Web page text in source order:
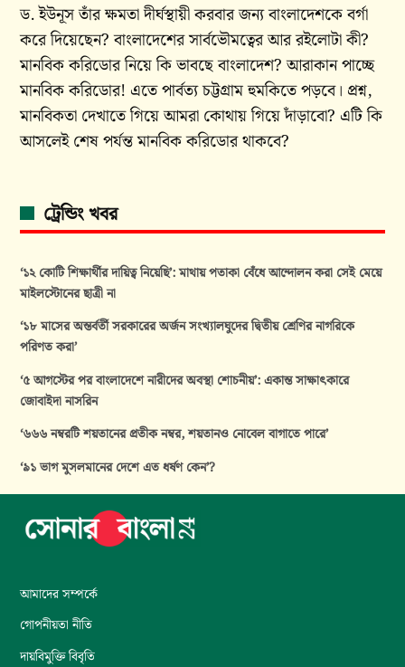
ড. ইউনূস তাঁর ক্ষমতা দীর্ঘস্থায়ী করবার জন্য বাংলাদেশকে বর্গা
করে দিয়েছেন? বাংলাদেশের সার্বভৌমত্বের আর রইলোটা কী?
মানবিক করিডোর নিয়ে কি ভাবছে বাংলাদেশ? আরাকান পাচ্ছে
মানবিক করিডোর! এতে পার্বত্য চট্টগ্রাম হুমকিতে পড়বে। প্রশ্ন,
মানবিকতা দেখাতে গিয়ে আমরা কোথায় গিয়ে দাঁড়াবো? এটি কি
আসলেই শেষ পর্যন্ত মানবিক করিডোর থাকবে?
ট্রেন্ডিং খবর
‘১২ কোটি শিক্ষার্থীর দায়িত্ব নিয়েছি’: মাথায় পতাকা বেঁধে আন্দোলন করা সেই মেয়ে
মাইলস্টোনের ছাত্রী না
‘১৮ মাসের অন্তর্বর্তী সরকারের অর্জন সংখ্যালঘুদের দ্বিতীয় শ্রেণির নাগরিকে
পরিণত করা’
‘৫ আগস্টের পর বাংলাদেশে নারীদের অবস্থা শোচনীয়’: একান্ত সাক্ষাৎকারে
জোবাইদা নাসরিন
‘৬৬৬ নম্বরটি শয়তানের প্রতীক নম্বর, শয়তানও নোবেল বাগাতে পারে’
‘৯১ ভাগ মুসলমানের দেশে এত ধর্ষণ কেন’?
আমাদের সম্পর্কে
গোপনীয়তা নীতি
দায়বিমুক্তি বিবৃতি